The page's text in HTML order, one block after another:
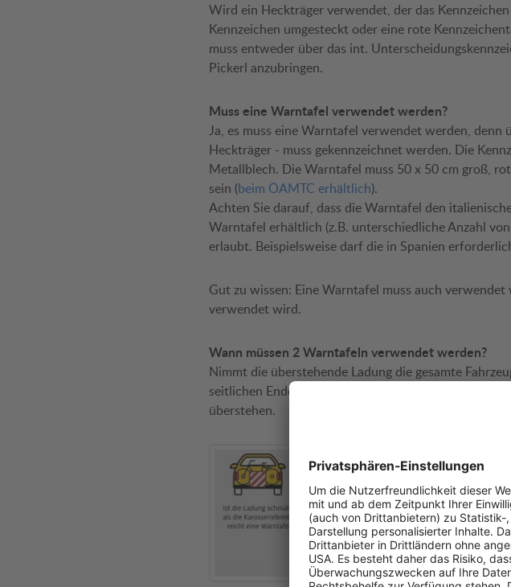
Wird ein Heckträger verwendet, der das
Kennzeichen umgesteckt oder eine rote
muss entweder über das int.
Pickerl anzubringen.
Muss eine Warntafel verwendet werden?
Ja, es muss eine Warntafel verwendet werden, denn
Heckträger - muss gekennzeichnet werden. Die
Metallblech. Die Warntafel muss 50 x 50 cm groß,
sein (beim ÖAMTC erhältlich).
Achten Sie darauf, dass die Warntafel den
Warntafel erhältlich (z.B. unterschiedliche Anzahl
erlaubt. Beispielsweise darf die in Spanien
Gut zu wissen: Eine Warntafel muss auch
verwendet wird.
Wann müssen 2 Warntafeln verwendet werden?
Nimmt die überstehende Ladung die gesamte
seitlichen Ende der Ladung, anzubringen. Seitlich
überstehen.